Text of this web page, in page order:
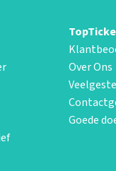
Over Ons
Goede